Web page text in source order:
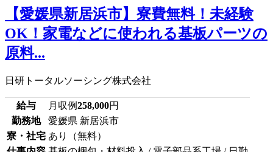
【愛媛県新居浜市】寮費無料！未経験
OK！家電などに使われる基板パーツの
原料...
日研トータルソーシング株式会社
給与 月収例258,000円
勤務地
愛媛県 新居浜市
寮・社宅 あり（無料）